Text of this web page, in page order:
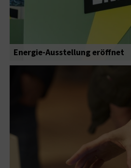
Energie-Ausstellung eröffnet